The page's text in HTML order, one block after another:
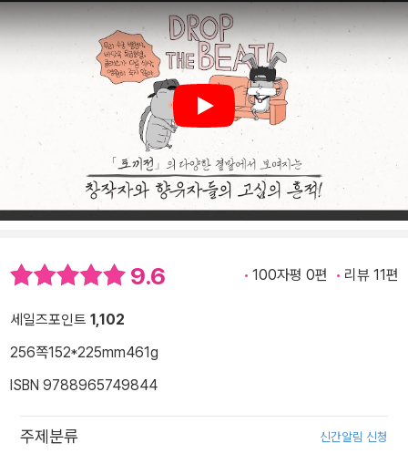
Play
9.6 100자평 0편 리뷰 11편
세일즈포인트 1,102
256쪽152*225mm461g
ISBN 9788965749844
주제분류 신간알림 신청